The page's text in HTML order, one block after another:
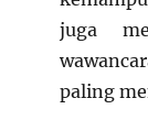
juga
paling